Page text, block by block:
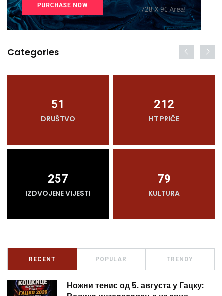
Categories
51
DRUŠTVO
212
HT PRIČE
257
IZDVOJENE VIJESTI
79
KULTURA
RECENT POPULAR TRENDY
Ножни тенис од 5. августа у Гацку: